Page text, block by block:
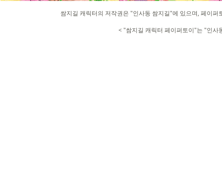
쌈지길 캐릭터의 저작권은 "인사동 쌈지길"에 있으며, 페이
< "쌈지길 캐릭터 페이퍼토이"는 "인사